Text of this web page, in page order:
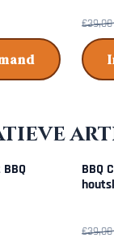
Van
BBQ
Van